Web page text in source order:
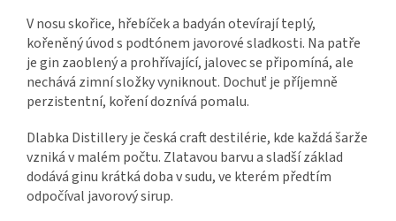
V nosu skořice, hřebíček a badyán otevírají teplý,
kořeněný úvod s podtónem javorové sladkosti. Na patře
je gin zaoblený a prohřívající, jalovec se připomíná, ale
nechává zimní složky vyniknout. Dochuť je příjemně
perzistentní, koření doznívá pomalu.
Dlabka Distillery je česká craft destilérie, kde každá šarže
vzniká v malém počtu. Zlatavou barvu a sladší základ
dodává ginu krátká doba v sudu, ve kterém předtím
odpočíval javorový sirup.